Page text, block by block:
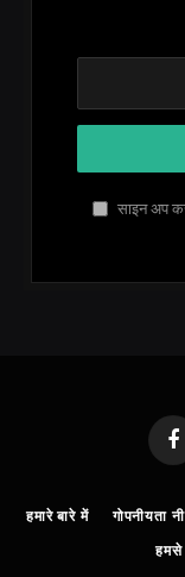
साइन अप
हमारे बारे में गोपनीयता
हमसे